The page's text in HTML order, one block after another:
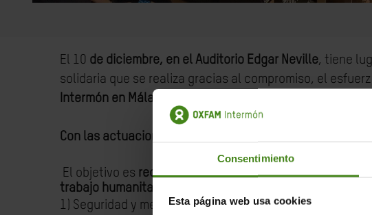
Consentimiento
Esta página web usa cookies
El 10 de diciembre, en el Auditorio Edgar Neville, tiene
solidaria que se realiza gracias al compromiso, el
Intermón en Málaga y de los y las artistas que colaboran.
Con las actuaciones del
El objetivo es recaudar fondospara los proyectos de
trabajo humanitarios a través de alguno o varios de
1) Seguridad y medios de vida.